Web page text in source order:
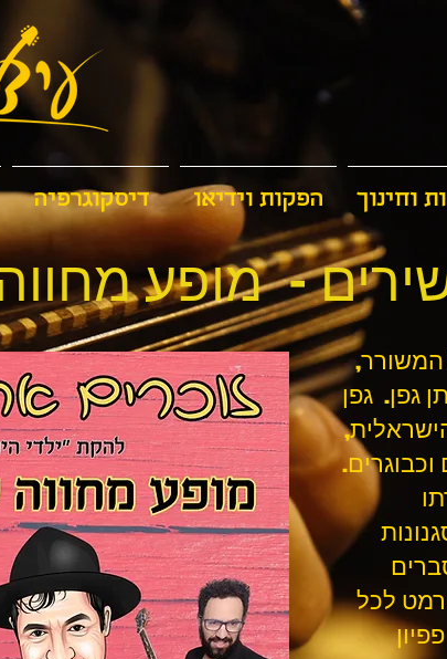
דיסקוגרפיה הפקות וידיאו וחינוך
- מופע מחווה
המשורר,
גפן. גפן
וכבוגרים.
לכל